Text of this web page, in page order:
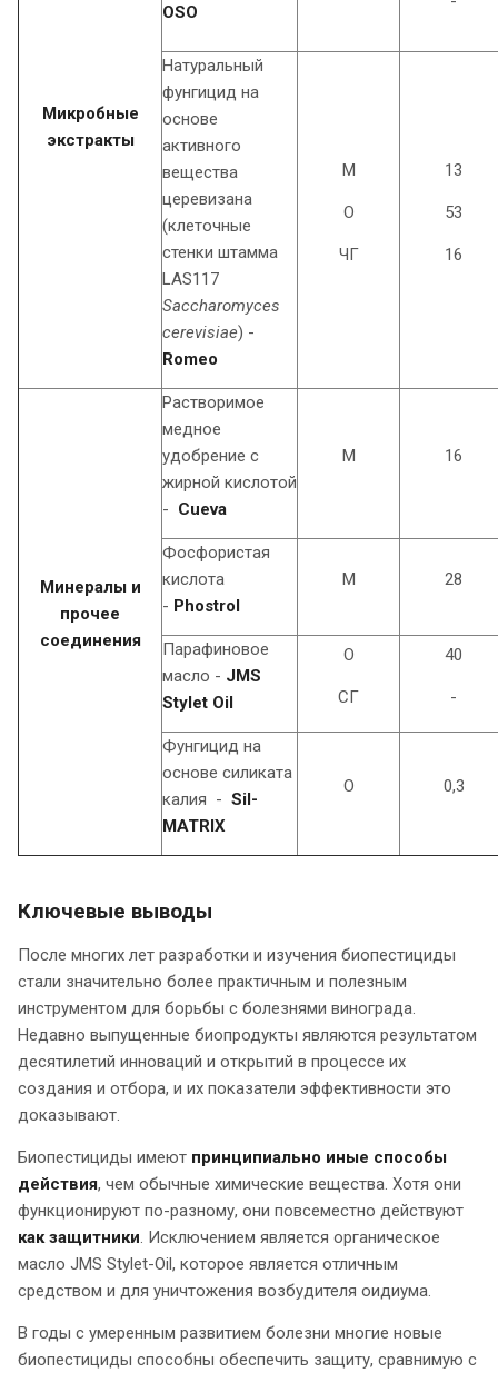
Микробные
экстракты
OSO
Натуральный
фунгицид на
основе
активного
вещества
церевизана
(клеточные
стенки штамма
LAS117
Saccharomyces
cerevisiae) -
Romeo
М
О
ЧГ
13
53
16
Минералы и
прочее
соединения
Растворимое
медное
удобрение с
жирной кислотой
- Cueva
М 16
Фосфористая
кислота
- Phostrol
М 28
Парафиновое
масло - JMS
Stylet Oil
О
СГ
40
-
Фунгицид на
основе силиката
калия - Sil-
MATRIX
О 0,3
Ключевые выводы
После многих лет разработки и изучения биопестициды
стали значительно более практичным и полезным
инструментом для борьбы с болезнями винограда.
Недавно выпущенные биопродукты являются результатом
десятилетий инноваций и открытий в процессе их
создания и отбора, и их показатели эффективности это
доказывают.
Биопестициды имеют принципиально иные способы
действия, чем обычные химические вещества. Хотя они
функционируют по-разному, они повсеместно действуют
как защитники. Исключением является органическое
масло JMS Stylet-Oil, которое является отличным
средством и для уничтожения возбудителя оидиума.
В годы с умеренным развитием болезни многие новые
биопестициды способны обеспечить защиту, сравнимую с